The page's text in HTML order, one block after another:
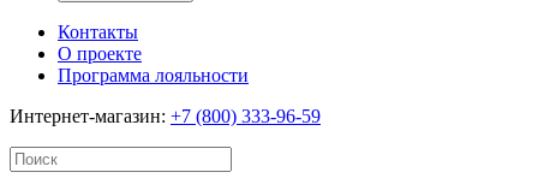
Контакты
О проекте
Программа лояльности
Интернет-магазин: +7 (800) 333-96-59